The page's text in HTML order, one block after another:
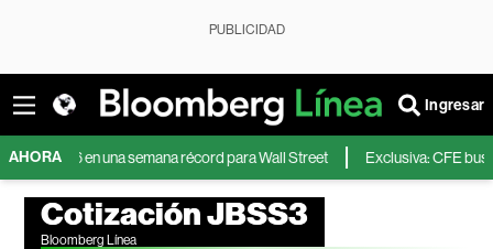
PUBLICIDAD
Ingresar
AHORAen una semana récord para Wall Street Exclusiva: CFE busca
Cotización JBSS3
Bloomberg Línea